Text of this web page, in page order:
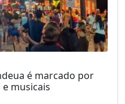
é marcado por
musicais